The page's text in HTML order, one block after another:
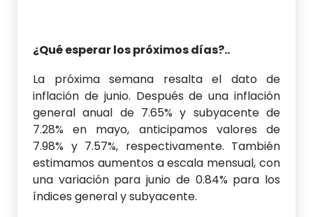
¿Qué esperar los próximos días?..
La próxima semana resalta el dato de
inflación de junio. Después de una inflación
general anual de 7.65% y subyacente de
7.28% en mayo, anticipamos valores de
7.98% y 7.57%, respectivamente. También
estimamos aumentos a escala mensual, con
una variación para junio de 0.84% para los
índices general y subyacente.